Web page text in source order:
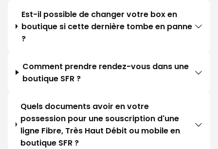
Est-il possible de changer votre box en
boutique si cette dernière tombe en panne
?
Comment prendre rendez-vous dans une
boutique SFR ?
Quels documents avoir en votre
possession pour une souscription d'une
ligne Fibre, Très Haut Débit ou mobile en
boutique SFR ?